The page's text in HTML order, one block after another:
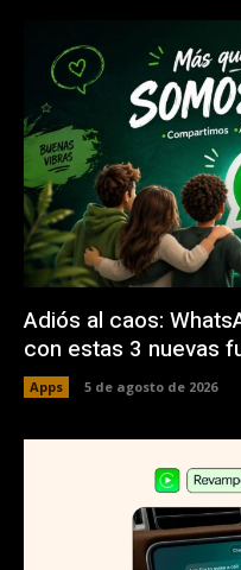
Adiós al caos:
con estas 3 nuevas
Apps 5 de agosto de 2026